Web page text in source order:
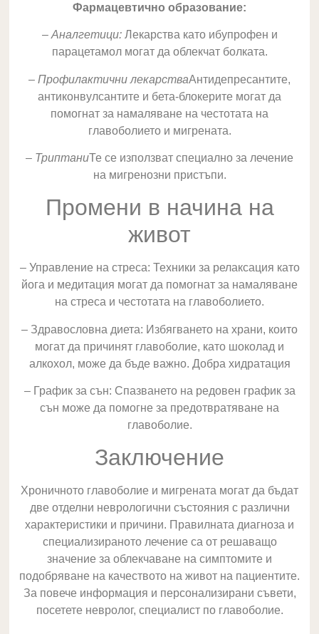
Фармацевтично образование:
– Аналгетици:Лекарства като ибупрофен и
парацетамол могат да облекчат болката.
– Профилактични лекарстваАнтидепресантите,
антиконвулсантите и бета-блокерите могат да
помогнат за намаляване на честотата на
главоболието и мигрената.
– ТриптаниТе се използват специално за лечение
на мигренозни пристъпи.
Промени в начина на
живот
– Управление на стреса: Техники за релаксация като
йога и медитация могат да помогнат за намаляване
на стреса и честотата на главоболието.
– Здравословна диета: Избягването на храни, които
могат да причинят главоболие, като шоколад и
алкохол, може да бъде важно. Добра хидратация
– График за сън: Спазването на редовен график за
сън може да помогне за предотвратяване на
главоболие.
Заключение
Хроничното главоболие и мигрената могат да бъдат
две отделни неврологични състояния с различни
характеристики и причини. Правилната диагноза и
специализираното лечение са от решаващо
значение за облекчаване на симптомите и
подобряване на качеството на живот на пациентите.
За повече информация и персонализирани съвети,
посетете невролог, специалист по главоболие.